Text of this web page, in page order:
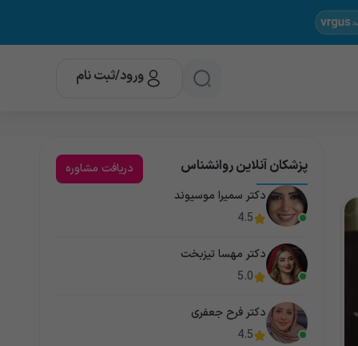
ورود/ثبت نام
پزشکان آنلاین روانشناس
دریافت مشاوره
دکتر سمیرا موسیوند
4.5
دکتر مهسا تیزبخت
5.0
دکتر فرح جعفری
4.5